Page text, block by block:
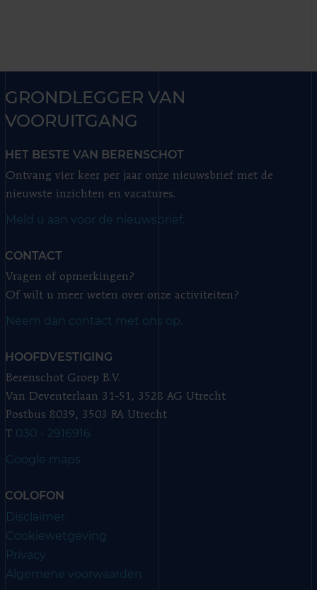
GRONDLEGGER VAN
VOORUITGANG
HET BESTE VAN BERENSCHOT
Ontvang vier keer per jaar onze nieuwsbrief met de
nieuwste inzichten en vacatures.
Meld u aan voor de nieuwsbrief.
CONTACT
Vragen of opmerkingen?
Of wilt u meer weten over onze activiteiten?
Neem dan contact met ons op.
HOOFDVESTIGING
Berenschot Groep B.V.
Van Deventerlaan 31-51, 3528 AG Utrecht
Postbus 8039, 3503 RA Utrecht
T 030 - 2916916
Google maps
COLOFON
Disclaimer
Cookiewetgeving
Privacy
Algemene voorwaarden